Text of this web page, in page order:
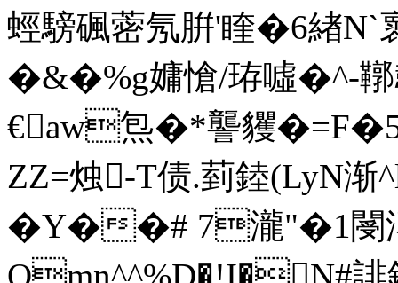
蛵騯碸蔤氖腁'睳�6緖
�&�%g嫞愴/珔噓
€aw炰�*讋貜
ZZ=烛-T债.菿錴(LyN
�Y��# 7瀧"�1閿